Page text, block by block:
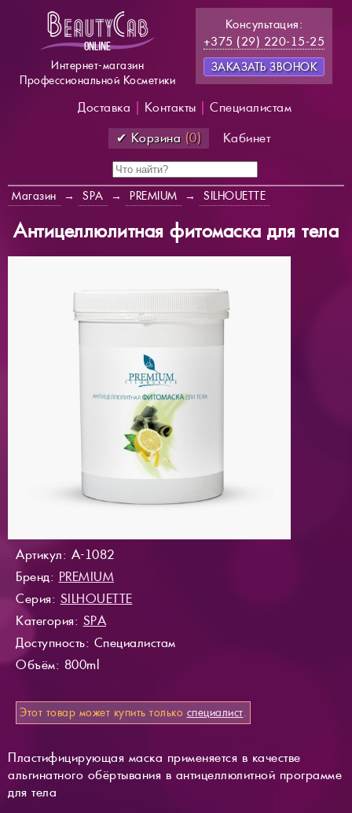
Интернет-магазин
Профессиональной Косметики
Консультация:
+375 (29) 220-15-25
ЗАКАЗАТЬ ЗВОНОК
Доставка Контакты
Специалистам
✔ Корзина (0) Кабинет
Магазин → SPA → PREMIUM → SILHOUETTE
Антицеллюлитная фитомаска для тела
Артикул: A-1082
Бренд: PREMIUM
Серия: SILHOUETTE
Категория: SPA
Доступность: Специалистам
Объём: 800ml
Этот товар может купить только специалист.
Пластифицирующая маска применяется в качестве
альгинатного обёртывания в антицеллюлитной программе
для тела